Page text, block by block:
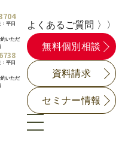
平日
いただ
平日
いただ
よくあるご質問 〉〉
無料個別相談
資料請求
セミナー情報